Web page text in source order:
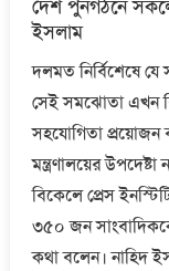
দেশ পুনর্গঠনে
ইসলাম
দলমত নির্বিশেষে
সেই সমঝোতা এখন
সহযোগিতা প্রয়োজন
মন্ত্রণালয়ের
বিকেলে প্রেস
৩৫০ জন
কথা বলেন। নাহিদ